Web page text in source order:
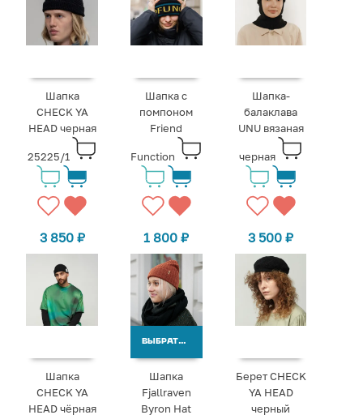
Шапка
CHECK YA
HEAD черная
25225/1
3 850 ₽
Шапка с
помпоном
Friend
Function
1 800₽
Шапка-
балаклава
UNU вязаная
черная
3 500₽
Шапка
CHECK YA
HEAD чёрная
ВЫБРАТЬ ВАРИАНТЫ
Шапка
Fjallraven
Byron Hat
Берет CHECK
YA HEAD
черный